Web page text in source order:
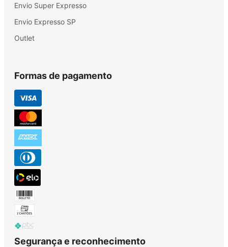
Envio Super Expresso
Envio Expresso SP
Outlet
Formas de pagamento
Segurança e reconhecimento